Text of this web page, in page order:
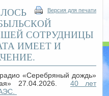
Версия для печати
СОТРУДНИЦЫ
ИМЕЕТ И
«Серебряный дождь»
27.04.2026. 40 лет